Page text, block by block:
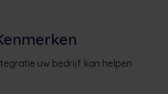
uw bedrijf kan helpen